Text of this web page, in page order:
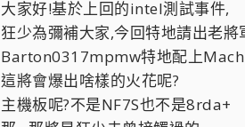
大家好!基於上回的intel測試事件,
狂少為彌補大家,今回特地請出老將
Barton0317mpmw特地配上
這將會爆出啥樣的火花呢?
主機板呢?不是NF7S也不是8rda+